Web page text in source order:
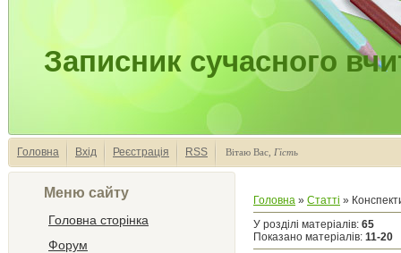
Записник сучасного
Головна Вхід Реєстрація RSS Вітаю Вас Гість
Меню сайту
Головна сторінка
Форум
Головна » Статті »
У розділі матеріалів: 65
Показано матеріалів: 11-20